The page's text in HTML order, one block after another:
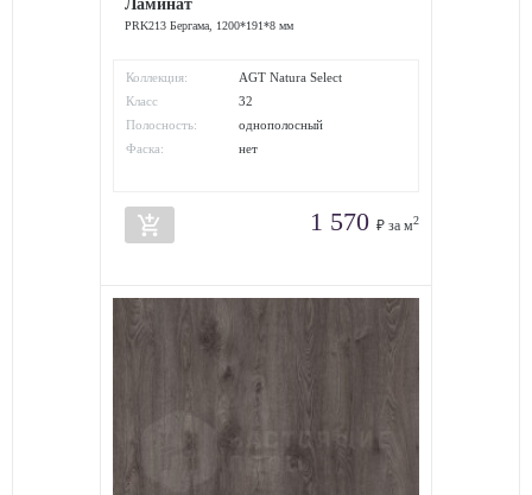
Ламинат
PRK213 Бергама, 1200*191*8 мм
Коллекция:
AGT Natura Select
Класс
износостойкости:
32
Полосность:
однополосный
Фаска:
нет
add_shopping_cart 1 570 ₽ за м2